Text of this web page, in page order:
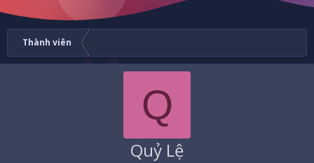
Thành viên
Q
Quỷ Lệ